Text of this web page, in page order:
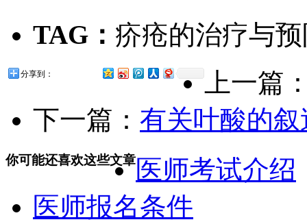
TAG： 疥疮的治疗与
分享到：
上一篇
下一篇： 有关叶酸的
你可能还喜欢这些文章 医师考试介绍
医师报名条件